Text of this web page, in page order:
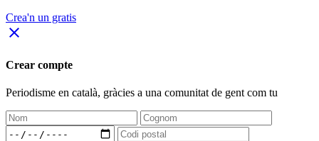
Crea'n un gratis
close
Crear compte
Periodisme en català, gràcies a una comunitat de gent com tu